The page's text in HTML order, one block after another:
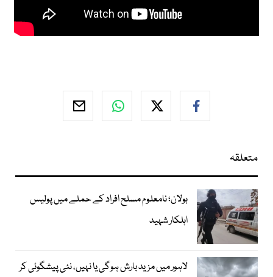
متعلقہ
بولان؛ نامعلوم مسلح افراد کے حملے میں پولیس
اہلکار شہید
لاہور میں مزید بارش ہوگی یا نہیں، نئی پیشگوئی کر